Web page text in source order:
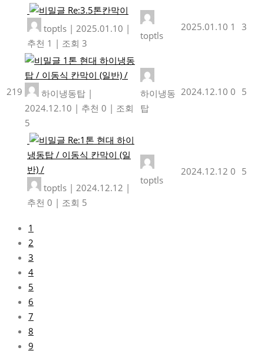
Re:3.5톤칸막이
toptls | 2025.01.10 |
추천 1 | 조회 3
toptls
2025.01.10 1 3
219
1톤 현대 하이냉동
탑 / 이동식 칸막이 (일반) /
하이냉동탑 |
2024.12.10 | 추천 0 | 조회
5
하이냉동
탑
2024.12.10 0 5
Re:1톤 현대 하이
냉동탑 / 이동식 칸막이 (일
반) /
toptls | 2024.12.12 |
추천 0 | 조회 5
toptls
2024.12.12 0 5
1
2
3
4
5
6
7
8
9